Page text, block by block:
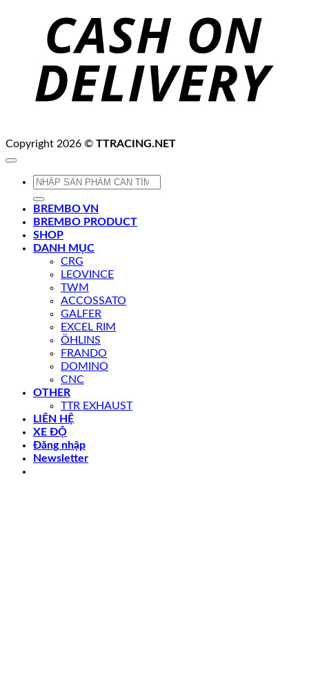
Copyright 2026 © TTRACING.NET
Tìm
BREMBO VN
BREMBO PRODUCT
SHOP
DANH MỤC
CRG
LEOVINCE
TWM
ACCOSSATO
GALFER
EXCEL RIM
ÖHLINS
FRANDO
DOMINO
CNC
OTHER
TTR EXHAUST
LIÊN HỆ
XE ĐỘ
Đăng nhập
Newsletter